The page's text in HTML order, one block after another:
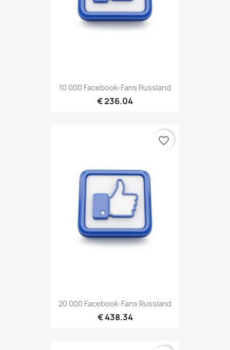
10 000 Facebook-Fans Russland
€ 236.04
20 000 Facebook-Fans Russland
€ 438.34
favorite_border